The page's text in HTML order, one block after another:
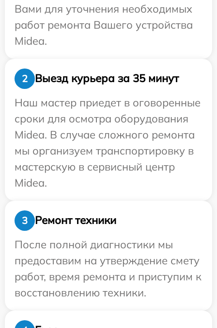
Вами для уточнения необходимых
работ ремонта Вашего устройства
Midea.
2
Выезд курьера за 35 минут
Наш мастер приедет в оговоренные
сроки для осмотра оборудования
Midea. В случае сложного ремонта
мы организуем транспортировку в
мастерскую в сервисный центр
Midea.
3
Ремонт техники
После полной диагностики мы
предоставим на утверждение смету
работ, время ремонта и приступим к
восстановлению техники.